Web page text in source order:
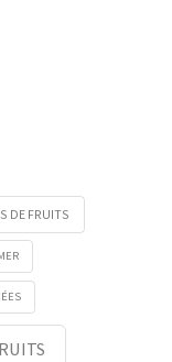
DE FRUITS